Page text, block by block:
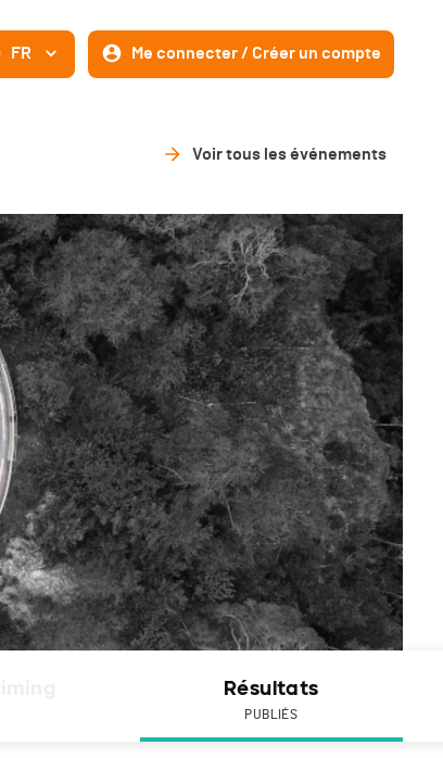
FR Me connecter / Créer un compte
Voir tous les événements
Résultats
PUBLIÉS